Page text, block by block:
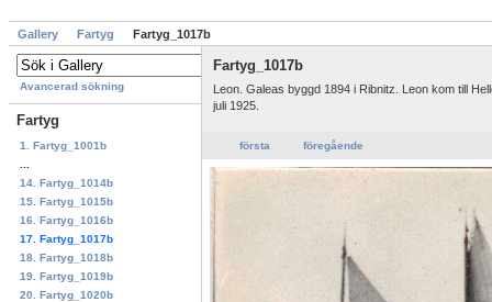
Gallery Fartyg Fartyg_1017b
Avancerad sökning
Fartyg
1. Fartyg_1001b
14. Fartyg_1014b
15. Fartyg_1015b
16. Fartyg_1016b
17. Fartyg_1017b
18. Fartyg_1018b
19. Fartyg_1019b
20. Fartyg_1020b
Fartyg_1017b
Leon. Galeas byggd 1894 i Ribnitz. Leon kom till
juli 1925.
första föregående